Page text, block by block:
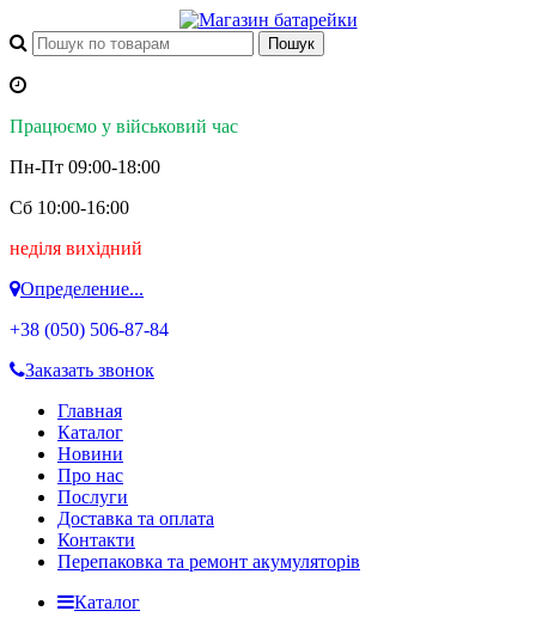
Працюємо у військовий час
Пн-Пт 09:00-18:00
Сб 10:00-16:00
неділя вихідний
Определение...
+38 (050) 506-87-84
Заказать звонок
Главная
Каталог
Новини
Про нас
Послуги
Доставка та оплата
Контакти
Перепаковка та ремонт акумуляторів
Каталог